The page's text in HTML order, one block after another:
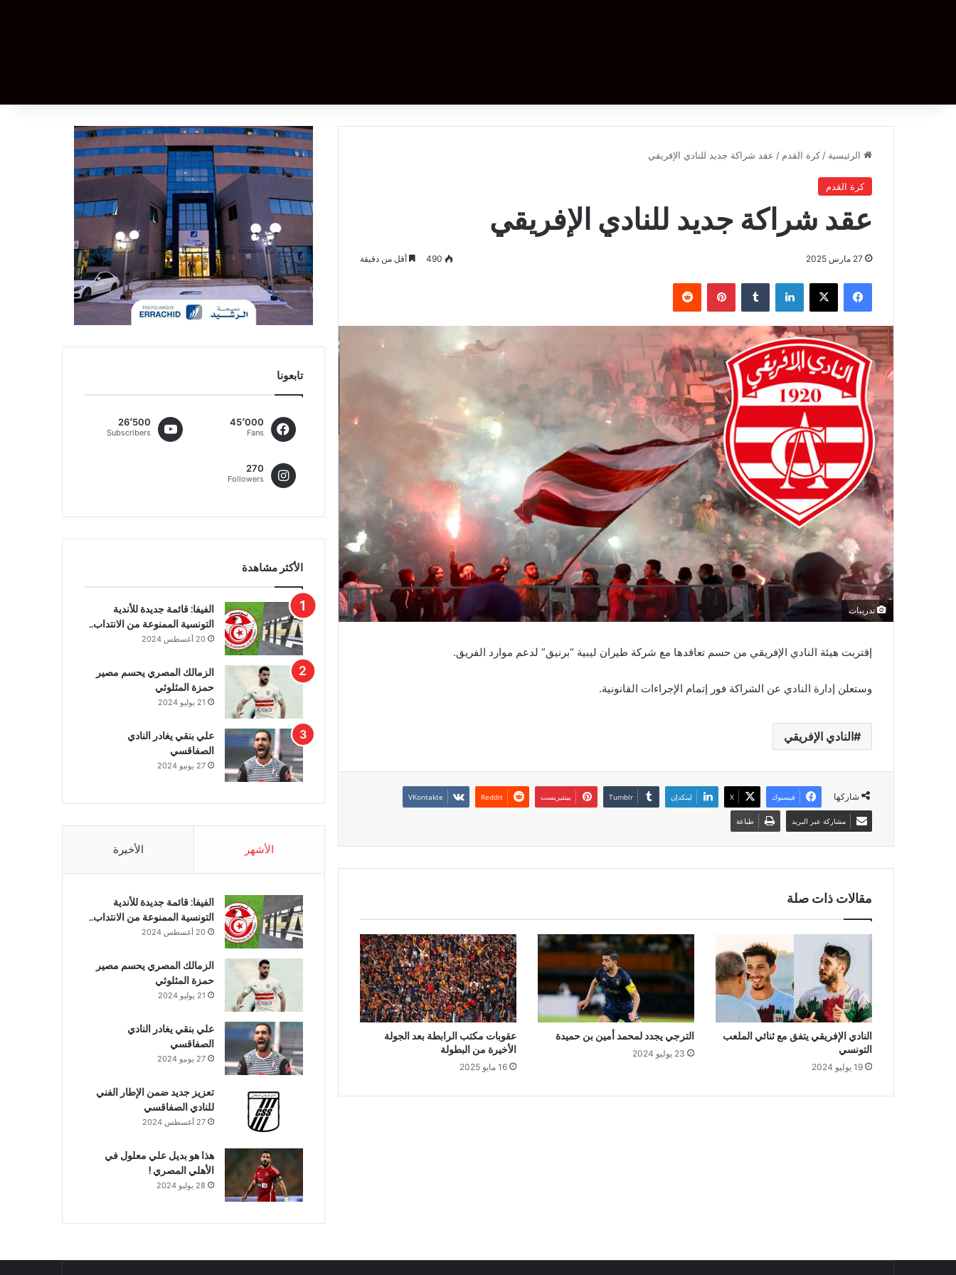
الرئيسية / كرة القدم / عقد شراكة جديد للنادي الإفريقي
كرة القدم
عقد شراكة جديد للنادي الإفريقي
27 مارس 2025 490 أقل من دقيقة
فيسبوك ‫X لينكدإن بينتيريست
تدريبات
إقتربت هيئة النادي الإفريقي من حسم تعاقدها مع شركة طيران ليبية “برنيق” لدعم موارد الفريق.
وستعلن إدارة النادي عن الشراكة فور إتمام الإجراءات القانونية.
النادي الإفريقي
شاركها فيسبوك ‫X لينكدإن بينتيريست
مشاركة عبر البريد طباعة
مقالات ذات صلة
النادي الإفريقي يتفق مع ثنائي الملعب
التونسي
19 يوليو 2024
الترجي يجدد لمحمد أمين بن حميدة
23 يوليو 2024
عقوبات مكتب الرابطة بعد الجولة
الأخيرة من البطولة
16 مايو 2025
تابعونا
45٬000
Fans
26٬500
Subscribers
270
Followers
الأكثر مشاهدة
الفيفا: قائمة جديدة للأندية
التونسية الممنوعة من الانتداب..
20 أغسطس 2024
الزمالك المصري يحسم مصير
حمزة المثلوثي
21 يوليو 2024
علي بنقي يغادر النادي
الصفاقسي
27 يونيو 2024
الأشهر الأخيرة
الفيفا: قائمة جديدة للأندية
التونسية الممنوعة من الانتداب..
20 أغسطس 2024
الزمالك المصري يحسم مصير
حمزة المثلوثي
21 يوليو 2024
علي بنقي يغادر النادي
الصفاقسي
27 يونيو 2024
تعزيز جديد ضمن الإطار الفني
للنادي الصفاقسي
27 أغسطس 2024
هذا هو بديل علي معلول في
الأهلي المصري !
28 يوليو 2024